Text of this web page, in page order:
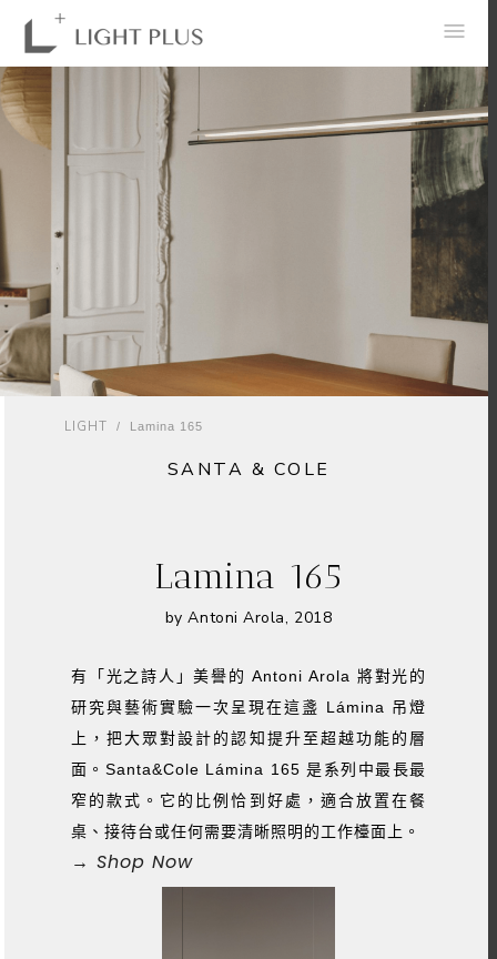
Lamina 165
SANTA & COLE
by Antoni Arola, 2018
有「光之詩人」美譽的 Antoni Arola 將對光的
研究與藝術實驗一次呈現在這盞 Lámina 吊燈
上，把大眾對設計的認知提升至超越功能的層
面。Santa&Cole Lámina 165 是系列中最長最
窄的款式。它的比例恰到好處，適合放置在餐
桌、接待台或任何需要清晰照明的工作檯面上。
→ Shop Now
LIGHT / Lamina 165